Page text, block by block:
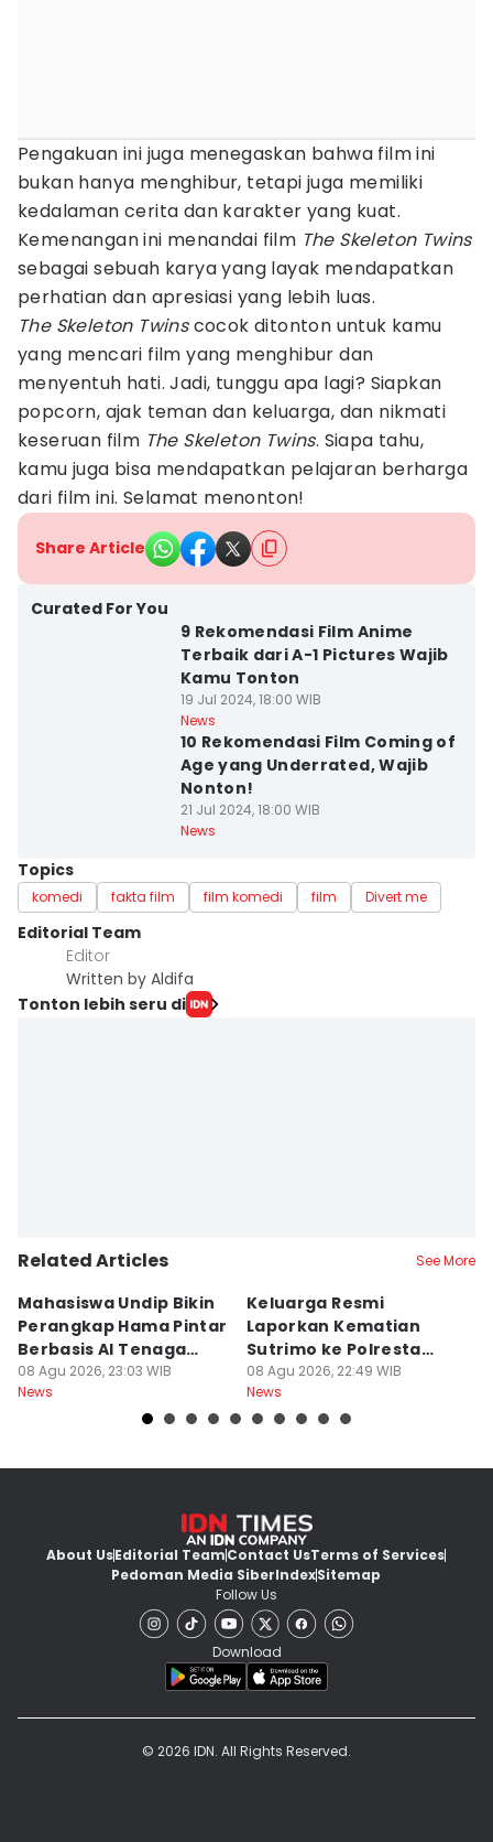
Pengakuan ini juga menegaskan bahwa film ini
bukan hanya menghibur, tetapi juga memiliki
kedalaman cerita dan karakter yang kuat.
Kemenangan ini menandai film The Skeleton Twins
sebagai sebuah karya yang layak mendapatkan
perhatian dan apresiasi yang lebih luas.
The Skeleton Twinscocok ditonton untuk kamu
yang mencari film yang menghibur dan
menyentuh hati. Jadi, tunggu apa lagi? Siapkan
popcorn, ajak teman dan keluarga, dan nikmati
keseruan film The Skeleton Twins. Siapa tahu,
kamu juga bisa mendapatkan pelajaran berharga
dari film ini. Selamat menonton!
Share Article
Curated For You
9 Rekomendasi Film Anime
Terbaik dari A-1 Pictures Wajib
Kamu Tonton
19 Jul 2024, 18:00 WIB
News
10 Rekomendasi Film Coming of
Age yang Underrated, Wajib
Nonton!
21 Jul 2024, 18:00 WIB
News
Topics
komedi fakta film film komedi film Divert me
Editorial Team
Editor
Written by Aldifa
Tonton lebih seru di
Related Articles See More
Mahasiswa Undip Bikin
Perangkap Hama Pintar
Berbasis AI Tenaga
Surya
08 Agu 2026, 23:03 WIB
News
Keluarga Resmi
Laporkan Kematian
Sutrimo ke Polresta
Banyumas
08 Agu 2026, 22:49 WIB
News
About UsEditorial TeamContact UsTerms of Services
Pedoman Media SiberIndexSitemap
Follow Us
Download
© 2026 IDN. All Rights Reserved.